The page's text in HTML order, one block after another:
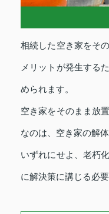
相続した空き家をそ
メリットが発生する
められます。
空き家をそのまま放
なのは、空き家の解
いずれにせよ、老朽
に解決策に講じる必要